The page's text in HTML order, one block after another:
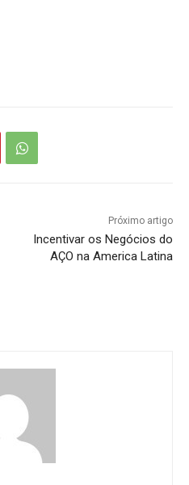
Próximo artigo
Incentivar os Negócios do
AÇO na America Latina